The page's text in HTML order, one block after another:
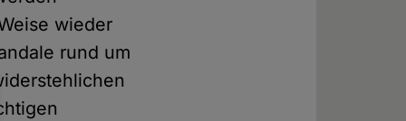
wieder
rund um